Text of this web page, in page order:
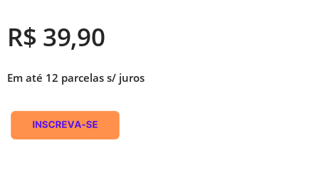
R$ 39,90
Em até 12 parcelas s/ juros